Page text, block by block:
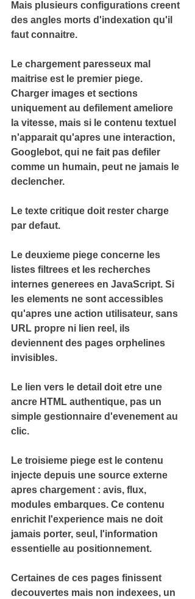
Mais plusieurs configurations creent
des angles morts d'indexation qu'il
faut connaitre.
Le chargement paresseux mal
maitrise est le premier piege.
Charger images et sections
uniquement au defilement ameliore
la vitesse, mais si le contenu textuel
n'apparait qu'apres une interaction,
Googlebot, qui ne fait pas defiler
comme un humain, peut ne jamais le
declencher.
Le texte critique doit rester charge
par defaut.
Le deuxieme piege concerne les
listes filtrees et les recherches
internes generees en JavaScript. Si
les elements ne sont accessibles
qu'apres une action utilisateur, sans
URL propre ni lien reel, ils
deviennent des pages orphelines
invisibles.
Le lien vers le detail doit etre une
ancre HTML authentique, pas un
simple gestionnaire d'evenement au
clic.
Le troisieme piege est le contenu
injecte depuis une source externe
apres chargement : avis, flux,
modules embarques. Ce contenu
enrichit l'experience mais ne doit
jamais porter, seul, l'information
essentielle au positionnement.
Certaines de ces pages finissent
decouvertes mais non indexees, un